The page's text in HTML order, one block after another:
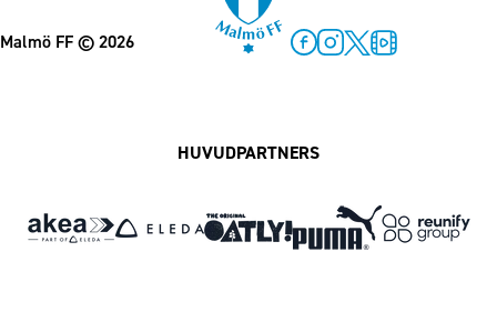
Malmö FF© 2026
HUVUDPARTNERS